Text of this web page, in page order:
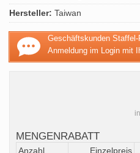
Hersteller: Taiwan
Geschäftskunden
Anmeldung im Login mit
MENGENRABATT
Anzahl Einzelpreis